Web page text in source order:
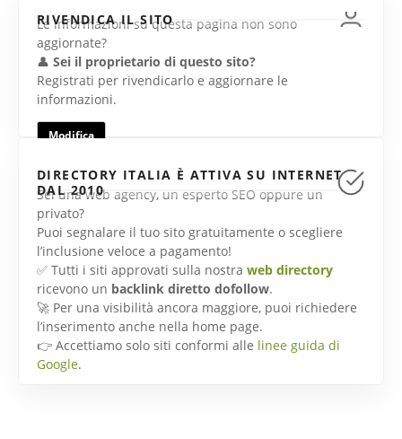
RIVENDICA IL SITO
Le informazioni su questa pagina non sono
aggiornate?
👤 Sei il proprietario di questo sito?
Registrati per rivendicarlo e aggiornare le
informazioni.
Modifica
DIRECTORY ITALIA È ATTIVA SU INTERNET
DAL 2010
Sei una web agency, un esperto SEO oppure un
privato?
Puoi segnalare il tuo sito gratuitamente o scegliere
l’inclusione veloce a pagamento!
✅ Tutti i siti approvati sulla nostra web directory
ricevono un backlink diretto dofollow.
🚀 Per una visibilità ancora maggiore, puoi richiedere
l’inserimento anche nella home page.
👉 Accettiamo solo siti conformi alle linee guida di
Google.